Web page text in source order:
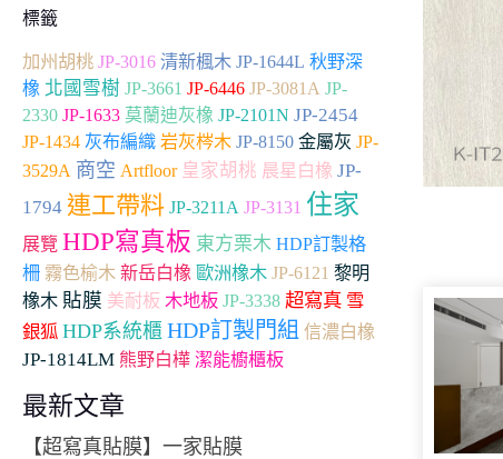
標籤
加州胡桃 JP-3016 清新楓木 JP-1644L 秋野深
橡 北國雪樹 JP-3661 JP-6446 JP-3081A JP-
2330 JP-1633 莫蘭迪灰橡 JP-2101N JP-2454
JP-1434 灰布編織 岩灰梣木 JP-8150 金屬灰 JP-
3529A 商空 Artfloor 皇家胡桃 晨星白橡 JP-
1794 連工帶料 JP-3211A JP-3131 住家
展覽 HDP寫真板 東方栗木 HDP訂製格
柵 霧色榆木 新岳白橡 歐洲橡木 JP-6121 黎明
橡木 貼膜 美耐板 木地板 JP-3338 超寫真 雪
銀狐 HDP系統櫃 HDP訂製門組 信濃白橡
JP-1814LM 熊野白樺 潔能櫥櫃板
最新文章
【超寫真貼膜】一家貼膜